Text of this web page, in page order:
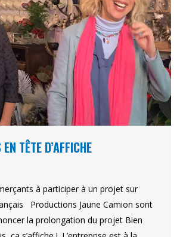
TÊTE D’AFFICHE
à participer à un projet sur
Productions Jaune Camion sont
la prolongation du projet Bien